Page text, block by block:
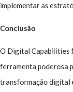
implementar as
Conclusão
O Digital Capabilities
ferramenta poderosa
transformação digital